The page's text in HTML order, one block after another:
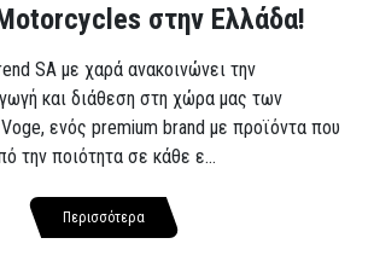
στην Ελλάδα!
SA με χαρά ανακοινώνει την
και διάθεση στη χώρα μας των
ενός premium brand με προϊόντα που
την ποιότητα σε κάθε ε...
Περισσότερα